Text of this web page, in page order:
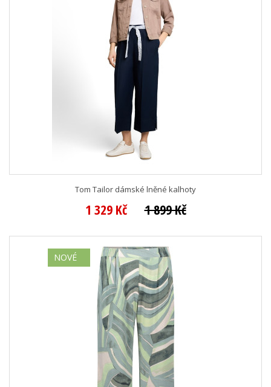
Tom Tailor dámské lněné kalhoty
1 329 Kč 1 899 Kč
NOVÉ